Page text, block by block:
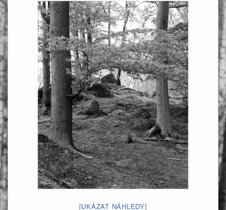
[UKÁZAT NÁHLEDY]